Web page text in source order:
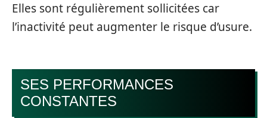
Elles sont régulièrement sollicitées car
l’inactivité peut augmenter le risque d’usure.
SES PERFORMANCES
CONSTANTES